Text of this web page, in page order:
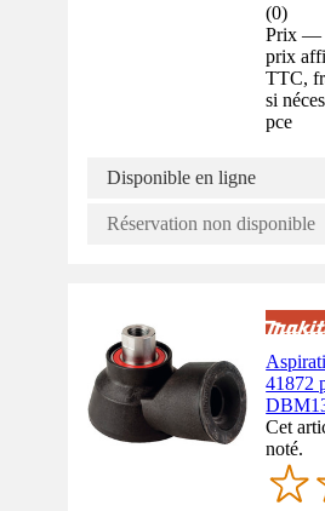
(0)
Prix —
prix
TTC,
si
pce
Disponible en ligne
Réservation non disponible
41872
Cet
noté.